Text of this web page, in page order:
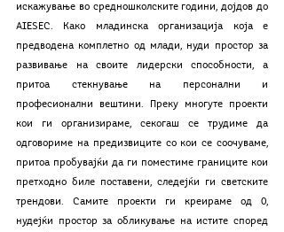
искажување во средношколските години, дојдов до
AIESEC. Како младинска организација која е
предводена комплетно од млади, нуди простор за
развивање на своите лидерски способности, а
притоа стекнување на персонални и
професионални вештини. Преку многуте проекти
кои ги организираме, секогаш се трудиме да
одговориме на предизвиците со кои се соочуваме,
притоа пробувајќи да ги поместиме границите кои
претходно биле поставени, следејќи ги светските
трендови. Самите проекти ги креираме од 0,
нудејќи простор за обликување на истите според